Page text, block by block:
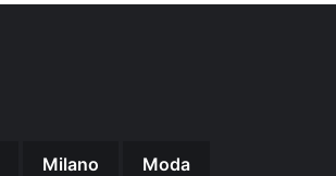
Milano Moda